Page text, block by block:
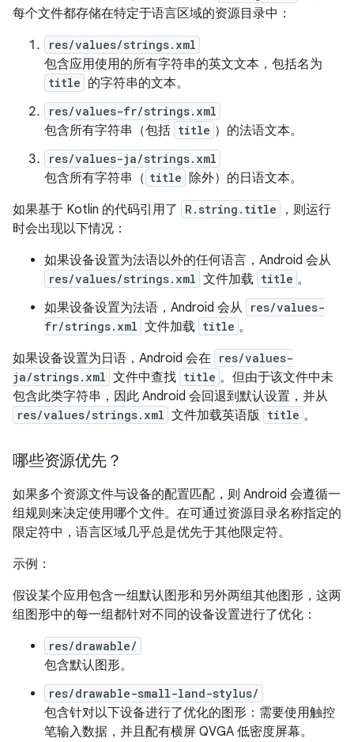
每个文件都存储在特定于语言区域的资源目录中：
res/values/strings.xml
包含应用使用的所有字符串的英文文本，包括名为
title 的字符串的文本。
res/values-fr/strings.xml
包含所有字符串（包括 title ）的法语文本。
res/values-ja/strings.xml
包含所有字符串（ title
除外）的日语文本。
如果基于 Kotlin 的代码引用了
R.string.title
，则运行
时会出现以下情况：
如果设备设置为法语以外的任何语言，Android 会从
res/values/strings.xml 文件加载 title 。
如果设备设置为法语，Android 会从 res/values-
fr/strings.xml 文件加载 title 。
如果设备设置为日语，Android 会在 res/values-
ja/strings.xml 文件中查找 title 。但由于该文件中未
包含此类字符串，因此 Android 会回退到默认设置，并从
res/values/strings.xml 文件加载英语版 title 。
哪些资源优先？
如果多个资源文件与设备的配置匹配，则 Android 会遵循一
组规则来决定使用哪个文件。在可通过资源目录名称指定的
限定符中，语言区域几乎总是优先于其他限定符。
示例：
假设某个应用包含一组默认图形和另外两组其他图形，这两
组图形中的每一组都针对不同的设备设置进行了优化：
res/drawable/
包含默认图形。
res/drawable-small-land-stylus/
包含针对以下设备进行了优化的图形：需要使用触控
笔输入数据，并且配有横屏 QVGA 低密度屏幕。